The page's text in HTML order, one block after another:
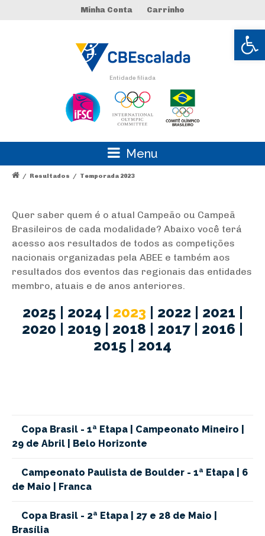
Abrir
Minha Conta Carrinho
Entidade filiada
Menu
/ Resultados / Temporada 2023
Quer saber quem é o atual Campeão ou Campeã
Brasileiros de cada modalidade? Abaixo você terá
acesso aos resultados de todos as competições
nacionais organizadas pela ABEE e também aos
resultados dos eventos das regionais das entidades
membro, atuais e de anos anteriores.
2025 2024 2023 2022 2021
2020
2019 2018 2017 2016
2015
2014
Copa Brasil - 1ª Etapa | Campeonato Mineiro |
29 de Abril | Belo Horizonte
Campeonato Paulista de Boulder - 1ª Etapa | 6
de Maio | Franca
Copa Brasil - 2ª Etapa | 27 e 28 de Maio |
Brasília